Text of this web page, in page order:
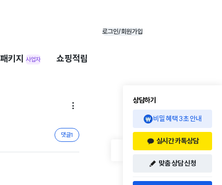
로그인/회원가입
키지 사업자 쇼핑적립

댓글1
상담하기
비밀 혜택 3초 안내
실시간 카톡상담
맞춤 상담 신청